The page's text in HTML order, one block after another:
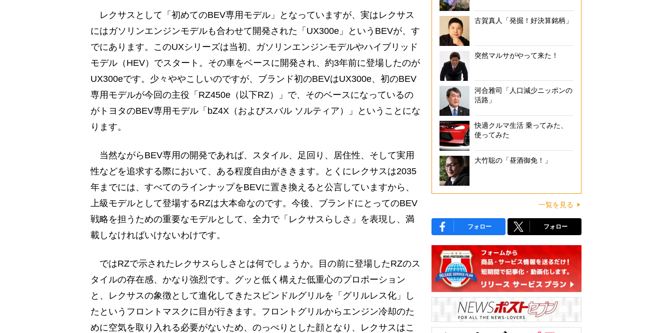
レクサスとして「初めてのBEV専用モデル」となっていますが、実はレクサス
にはガソリンエンジンモデルも合わせて開発された「UX300e」というBEVが、す
でにあります。このUXシリーズは当初、ガソリンエンジンモデルやハイブリッド
モデル（HEV）でスタート。その車をベースに開発され、約3年前に登場したのが
UX300eです。少々ややこしいのですが、ブランド初のBEVはUX300e、初のBEV
専用モデルが今回の主役「RZ450e（以下RZ）」で、そのベースになっているの
がトヨタのBEV専用モデル「bZ4X（およびスバル ソルティア）」ということにな
ります。
当然ながらBEV専用の開発であれば、スタイル、足回り、居住性、そして実用
性などを追求する際において、ある程度自由がききます。とくにレクサスは2035
年までには、すべてのラインナップをBEVに置き換えると公言していますから、
上級モデルとして登場するRZは大本命なのです。今後、ブランドにとってのBEV
戦略を担うための重要なモデルとして、全力で「レクサスらしさ」を表現し、満
載しなければいけないわけです。
ではRZで示されたレクサスらしさとは何でしょうか。目の前に登場したRZのス
タイルの存在感、かなり強烈です。グッと低く構えた低重心のプロポーション
と、レクサスの象徴として進化してきたスピンドルグリルを「グリルレス化」し
たというフロントマスクに目が行きます。フロントグリルからエンジン冷却のた
めに空気を取り入れる必要がないため、のっぺりとした顔となり、レクサスはこ
古賀真人「発掘！好決算銘柄」
突然マルサがやって来た！
河合雅司「人口減少ニッポンの
活路」
快適クルマ生活 乗ってみた、
使ってみた
大竹聡の「昼酒御免！」
一覧を見る
フォロー フォロー